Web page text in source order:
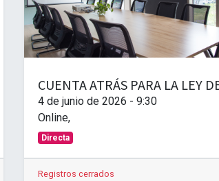
4 de junio de 2026 - 9:30
Online,
Directa
Registros cerrados